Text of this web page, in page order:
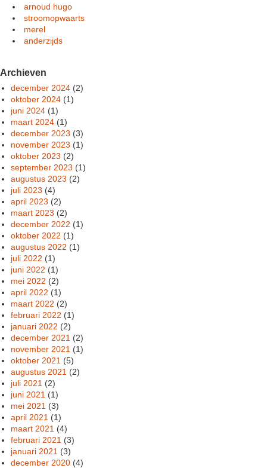
arnoud hugo
stroomopwaarts
merel
anderzijds
Archieven
december 2024 (2)
oktober 2024 (1)
juni 2024 (1)
maart 2024 (1)
december 2023 (3)
november 2023 (1)
oktober 2023 (2)
september 2023 (1)
augustus 2023 (2)
juli 2023 (4)
april 2023 (2)
maart 2023 (2)
december 2022 (1)
oktober 2022 (1)
augustus 2022 (1)
juli 2022 (1)
juni 2022 (1)
mei 2022 (2)
april 2022 (1)
maart 2022 (2)
februari 2022 (1)
januari 2022 (2)
december 2021 (2)
november 2021 (1)
oktober 2021 (5)
augustus 2021 (2)
juli 2021 (2)
juni 2021 (1)
mei 2021 (3)
april 2021 (1)
maart 2021 (4)
februari 2021 (3)
januari 2021 (3)
december 2020 (4)